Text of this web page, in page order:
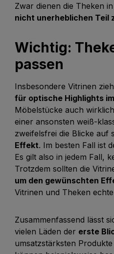
Zwar dienen die Theken
nicht unerheblichen Teil
Wichtig:
passen
Insbesondere Vitrinen
für optische Highlights
Möbelstücke auch
einer ansonsten weiß-
zweifelsfrei die Blicke auf
Effekt. Im besten Fall ist
Es gilt also in jedem Fall,
Trotzdem sollten die
um den gewünschten
Vitrinen und Theken
Zusammenfassend lässt
vielen Läden der erste
umsatzstärksten